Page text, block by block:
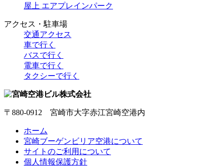
屋上 エアプレインパーク
アクセス・駐車場
交通アクセス
車で行く
バスで行く
電車で行く
タクシーで行く
〒880-0912 宮崎市大字赤江宮崎空港内
ホーム
宮崎ブーゲンビリア空港について
サイトのご利用について
個人情報保護方針